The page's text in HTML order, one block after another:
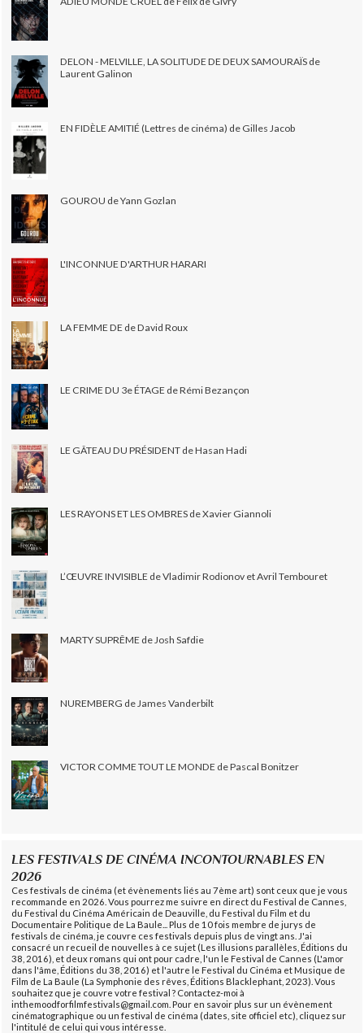
DELON - MELVILLE, LA SOLITUDE DE DEUX SAMOURAÏS de
Laurent Galinon
EN FIDÈLE AMITIÉ (Lettres de cinéma) de Gilles Jacob
GOUROU de Yann Gozlan
L'INCONNUE D'ARTHUR HARARI
LA FEMME DE de David Roux
LE CRIME DU 3e ÉTAGE de Rémi Bezançon
LE GÂTEAU DU PRÉSIDENT de Hasan Hadi
LES RAYONS ET LES OMBRES de Xavier Giannoli
L’ŒUVRE INVISIBLE de Vladimir Rodionov et Avril Tembouret
MARTY SUPRÊME de Josh Safdie
NUREMBERG de James Vanderbilt
VICTOR COMME TOUT LE MONDE de Pascal Bonitzer
LES FESTIVALS DE CINÉMA INCONTOURNABLES EN
2026
Ces festivals de cinéma (et évènements liés au 7ème art) sont ceux que je vous
recommande en 2026. Vous pourrez me suivre en direct du Festival de Cannes,
du Festival du Cinéma Américain de Deauville, du Festival du Film et du
Documentaire Politique de La Baule... Plus de 10 fois membre de jurys de
festivals de cinéma, je couvre ces festivals depuis plus de vingt ans. J'ai
consacré un recueil de nouvelles à ce sujet (Les illusions parallèles, Éditions du
38, 2016), et deux romans qui ont pour cadre, l'un le Festival de Cannes (L'amor
dans l'âme, Éditions du 38, 2016) et l'autre le Festival du Cinéma et Musique de
Film de La Baule (La Symphonie des rêves, Éditions Blacklephant, 2023). Vous
souhaitez que je couvre votre festival ? Contactez-moi à
inthemoodforfilmfestivals@gmail.com. Pour en savoir plus sur un évènement
cinématographique ou un festival de cinéma (dates, site officiel etc), cliquez sur
l'intitulé de celui qui vous intéresse.